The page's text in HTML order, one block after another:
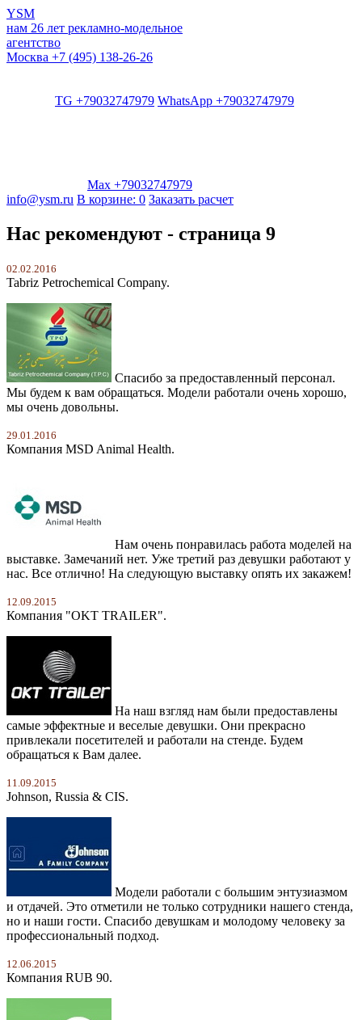
YSM
нам 26 лет рекламно-модельное
агентство
Москва +7 (495) 138-26-26
TG +79032747979 WhatsApp +79032747979
Max +79032747979
info@ysm.ru В корзине: 0 Заказать расчет
Нас рекомендуют - страница 9
02.02.2016
Tabriz Petrochemical Company.
Спасибо за предоставленный персонал.
Мы будем к вам обращаться. Модели работали очень хорошо,
мы очень довольны.
29.01.2016
Компания MSD Animal Health.
Нам очень понравилась работа моделей на
выставке. Замечаний нет. Уже третий раз девушки работают у
нас. Все отлично! На следующую выставку опять их закажем!
12.09.2015
Компания "OKT TRAILER".
На наш взгляд нам были предоставлены
самые эффектные и веселые девушки. Они прекрасно
привлекали посетителей и работали на стенде. Будем
обращаться к Вам далее.
11.09.2015
Johnson, Russia & CIS.
Модели работали с большим энтузиазмом
и отдачей. Это отметили не только сотрудники нашего стенда,
но и наши гости. Спасибо девушкам и молодому человеку за
профессиональный подход.
12.06.2015
Компания RUB 90.